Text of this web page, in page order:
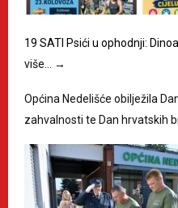
19 SATI Psići u ophodnji:
više…
→
Općina Nedelišće obilježila
zahvalnosti te Dan hrvatskih